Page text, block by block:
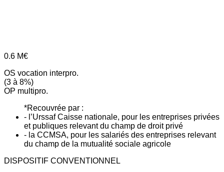
0.6 M€
OS vocation interpro.
(3 à 8%)
OP multipro.
*Recouvrée par :
- l’Urssaf Caisse nationale, pour les entreprises privées
et publiques relevant du champ de droit privé
- la CCMSA, pour les salariés des entreprises relevant
du champ de la mutualité sociale agricole
DISPOSITIF CONVENTIONNEL